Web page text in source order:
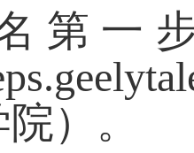
第一
）。